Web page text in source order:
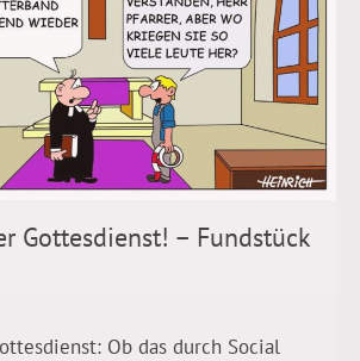
Gottesdienst! – Fundstück
Ob das durch Social